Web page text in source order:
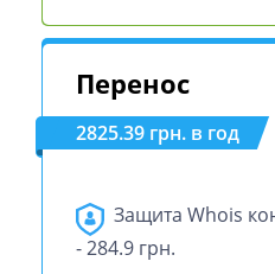
Перенос
2825.39 грн. в год
Защита Whois
- 284.9 грн.